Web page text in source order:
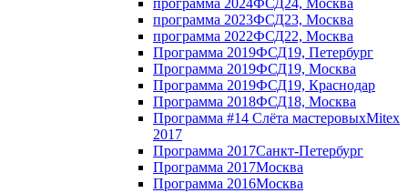
программа 2024ФСД24, Москва
программа 2023ФСД23, Москва
программа 2022ФСД22, Москва
Программа 2019ФСД19, Петербург
Программа 2019ФСД19, Москва
Программа 2019ФСД19, Краснодар
Программа 2018ФСД18, Москва
Программа #14 Слёта мастеровыхMitex
2017
Программа 2017Санкт-Петербург
Программа 2017Москва
Программа 2016Москва